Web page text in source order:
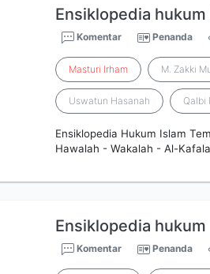
Ensiklopedia
Komentar Penanda
Masturi Irham M. Zakki
Uswatun Hasanah Qalbi
Ensiklopedia Hukum Islam
Hawalah - Wakalah - Al-
Ensiklopedia
Komentar Penanda